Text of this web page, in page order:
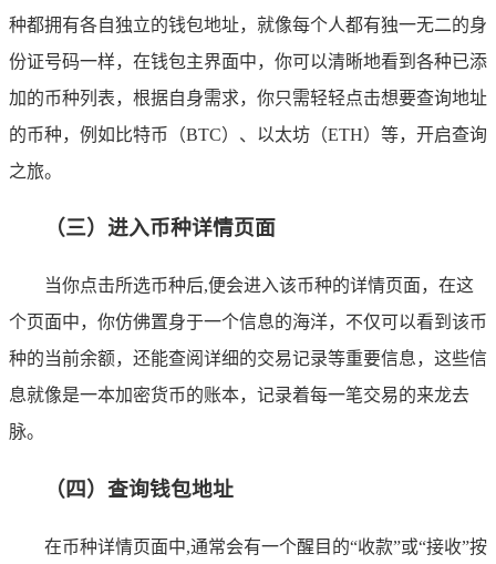
种都拥有各自独立的钱包地址，就像每个人都有独一无二的身
份证号码一样，在钱包主界面中，你可以清晰地看到各种已添
加的币种列表，根据自身需求，你只需轻轻点击想要查询地址
的币种，例如比特币（BTC）、以太坊（ETH）等，开启查询
之旅。
（三）进入币种详情页面
当你点击所选币种后,便会进入该币种的详情页面，在这
个页面中，你仿佛置身于一个信息的海洋，不仅可以看到该币
种的当前余额，还能查阅详细的交易记录等重要信息，这些信
息就像是一本加密货币的账本，记录着每一笔交易的来龙去
脉。
（四）查询钱包地址
在币种详情页面中,通常会有一个醒目的“收款”或“接收”按